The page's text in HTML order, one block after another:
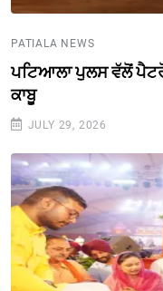
PATIALA NEWS
ਪਟਿਆਲਾ ਪੁਲਸ ਵੱਲੋਂ
ਕਾਬੂ
JULY 29, 2026